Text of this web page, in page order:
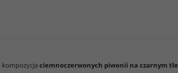
kompozycja ciemnoczerwonych piwonii na czarnym tle